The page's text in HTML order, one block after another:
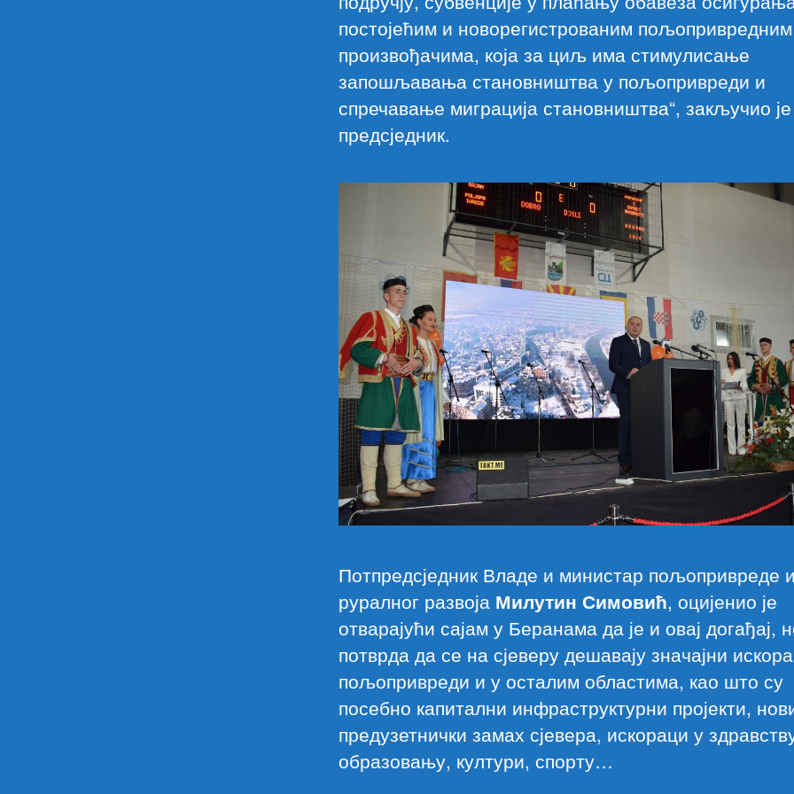
постојећим и новорегистрованим пољопривредним
произвођачима, која за циљ има стимулисање
запошљавања становништва у пољопривреди и
спречавање миграција становништва“, закључио је
предсједник.
Потпредсједник Владе и министар пољопривреде
руралног развоја Милутин Симовић, оцијенио је
отварајући сајам у Беранама да је и овај догађај,
потврда да се на сјеверу дешавају значајни
пољопривреди и у осталим областима, као што су
посебно капитални инфраструктурни пројекти,
предузетнички замах сјевера, искораци у
образовању, култури, спорту…